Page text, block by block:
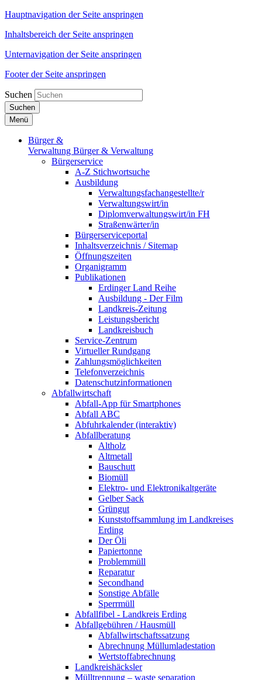
Hauptnavigation der Seite anspringen
Inhaltsbereich der Seite anspringen
Unternavigation der Seite anspringen
Footer der Seite anspringen
Suchen
Suchen
Menü
Bürger &
Verwaltung Bürger & Verwaltung
Bürgerservice
A-Z Stichwortsuche
Ausbildung
Verwaltungsfachangestellte/r
Verwaltungswirt/in
Diplomverwaltungswirt/in FH
Straßenwärter/in
Bürgerserviceportal
Inhaltsverzeichnis / Sitemap
Öffnungszeiten
Organigramm
Publikationen
Erdinger Land Reihe
Ausbildung - Der Film
Landkreis-Zeitung
Leistungsbericht
Landkreisbuch
Service-Zentrum
Virtueller Rundgang
Zahlungsmöglichkeiten
Telefonverzeichnis
Datenschutzinformationen
Abfallwirtschaft
Abfall-App für Smartphones
Abfall ABC
Abfuhrkalender (interaktiv)
Abfallberatung
Altholz
Altmetall
Bauschutt
Biomüll
Elektro- und Elektronikaltgeräte
Gelber Sack
Grüngut
Kunststoffsammlung im Landkreises
Erding
Der Öli
Papiertonne
Problemmüll
Reparatur
Secondhand
Sonstige Abfälle
Sperrmüll
Abfallfibel - Landkreis Erding
Abfallgebühren / Hausmüll
Abfallwirtschaftssatzung
Abrechnung Müllumladestation
Wertstoffabrechnung
Landkreishäcksler
Mülltrennung – waste separation